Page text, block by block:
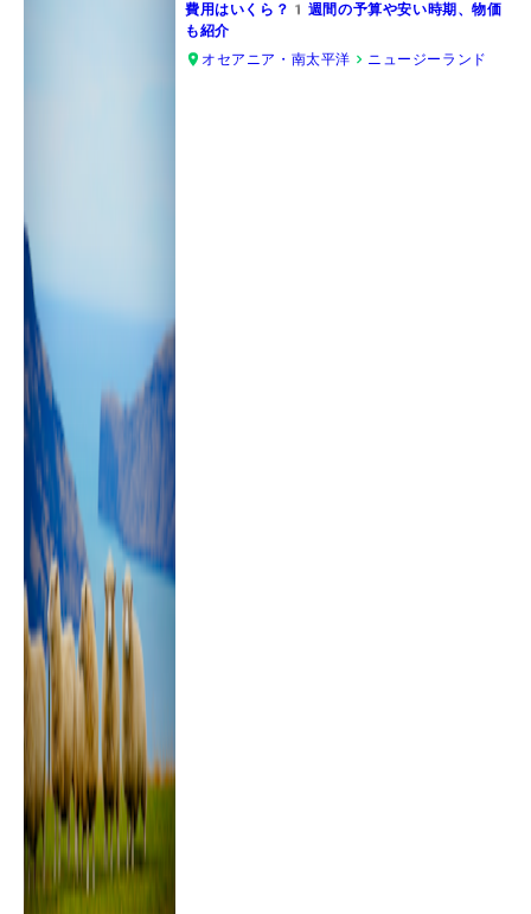
費用はいくら？1週間の予算や安い時期、物価
も紹介
オセアニア・南太平洋
ニュージーランド